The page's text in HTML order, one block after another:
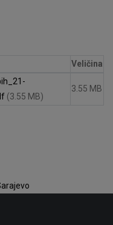
Veličina
(3.55 MB)
3.55 MB